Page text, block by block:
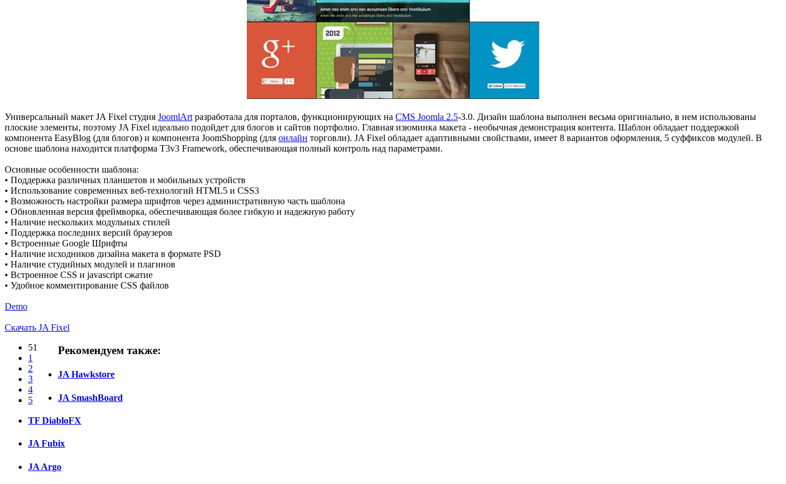
Универсальный макет JA Fixel студия JoomlArtразработала для порталов, функционирующих на CMS Joomla 2.5-3.0. Дизайн шаблона выполнен весьма оригинально, в нем использованы
плоские элементы, поэтому JA Fixel идеально подойдет для блогов и сайтов портфолио. Главная изюминка макета - необычная демонстрация контента. Шаблон обладает поддержкой
компонента EasyBlog (для блогов) и компонента JoomShopping (для онлайн торговли). JA Fixel обладает адаптивными свойствами, имеет 8 вариантов оформления, 5 суффиксов модулей. В
основе шаблона находится платформа T3v3 Framework, обеспечивающая полный контроль над параметрами.
Основные особенности шаблона:
• Поддержка различных планшетов и мобильных устройств
• Использование современных веб-технологий HTML5 и CSS3
• Возможность настройки размера шрифтов через административную часть шаблона
• Обновленная версия фреймворка, обеспечивающая более гибкую и надежную работу
• Наличие нескольких модульных стилей
• Поддержка последних версий браузеров
• Встроенные Google Шрифты
• Наличие исходников дизайна макета в формате PSD
• Наличие студийных модулей и плагинов
• Встроенное CSS и javascript сжатие
• Удобное комментирование CSS файлов
Demo
Скачать JA Fixel
51
1
2
3
4
5
Рекомендуем также:
JA Hawkstore
JA SmashBoard
TF DiabloFX
JA Fubix
JA Argo